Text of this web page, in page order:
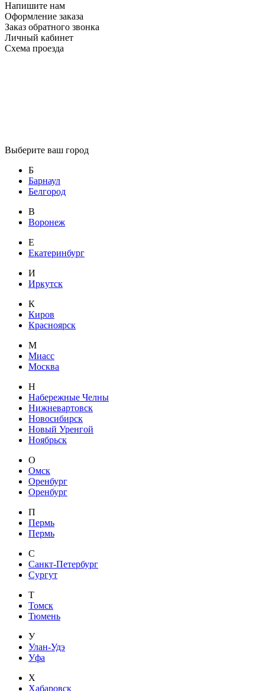
Напишите нам
Оформление заказа
Заказ обратного звонка
Личный кабинет
Схема проезда
Выберите ваш город
Б
Барнаул
Белгород
В
Воронеж
Е
Екатеринбург
И
Иркутск
К
Киров
Красноярск
М
Миасс
Москва
Н
Набережные Челны
Нижневартовск
Новосибирск
Новый Уренгой
Ноябрьск
О
Омск
Оренбург
Оренбург
П
Пермь
Пермь
С
Санкт-Петербург
Сургут
Т
Томск
Тюмень
У
Улан-Удэ
Уфа
Х
Хабаровск